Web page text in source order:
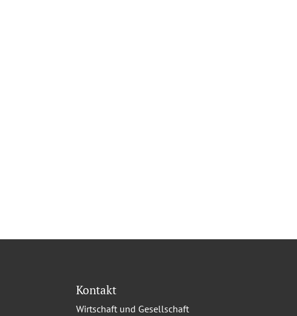
Kontakt
Wirtschaft und Gesellschaft